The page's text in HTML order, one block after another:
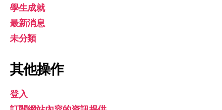
學生成就
最新消息
未分類
其他操作
登入